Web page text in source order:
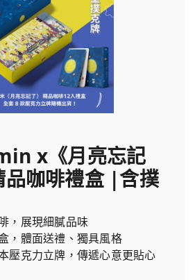
x《月亮忘記
品咖啡禮盒 |含撲
，展現細膩品味
，體面送禮、獨具風格
壓克力立牌，傳遞心意更貼心